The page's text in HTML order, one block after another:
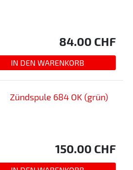
84.00 CHF
Zündspule 684 OK (grün)
150.00 CHF